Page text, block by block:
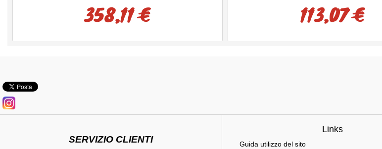
358,11 € 113,07 €
SERVIZIO CLIENTI
Links
Guida utilizzo del sito